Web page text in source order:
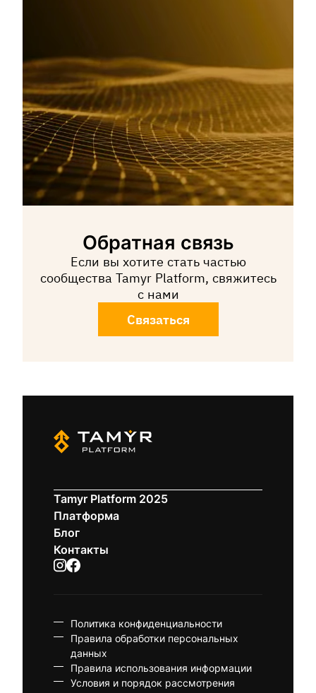
Обратная связь
Если вы хотите стать частью
сообщества Tamyr Platform, свяжитесь
с нами
Связаться
Tamyr Platform 2025
Платформа
Блог
Контакты
Политика конфиденциальности
Правила обработки персональных
данных
Правила использования информации
Условия и порядок рассмотрения